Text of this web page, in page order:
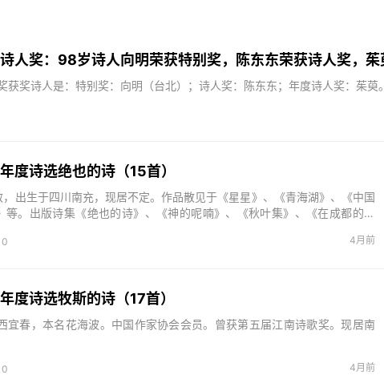
获奖诗人是：特别奖：向明（台北）；诗人奖：陈东东；年度诗人奖：茱萸。
度诗选绝也的诗（15首）
出生于四川南充，现居不定。作品散见于《星星》、《青海湖》、《中国
等。出版诗集《绝也的诗》、《神的呢喃》、《秋叶集》、《在成都的日
0 4月前
度诗选牧斯的诗（17首）
宜春，本名花海波。中国作家协会会员。曾获第五届江南诗歌奖。现居南
0 4月前